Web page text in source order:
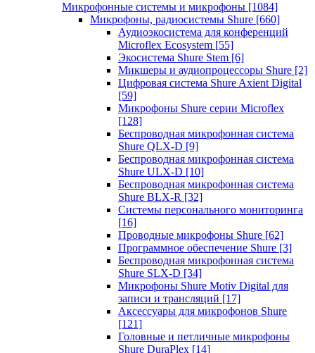
Микрофонные системы и микрофоны [1084]
Микрофоны, радиосистемы Shure [660]
Аудиоэкосистема для конференций
Microflex Ecosystem [55]
Экосистема Shure Stem [6]
Микшеры и аудиопроцессоры Shure [2]
Цифровая система Shure Axient Digital
[59]
Микрофоны Shure серии Microflex
[128]
Беспроводная микрофонная система
Shure QLX-D [9]
Беспроводная микрофонная система
Shure ULX-D [10]
Беспроводная микрофонная система
Shure BLX-R [32]
Системы персонального мониторинга
[16]
Проводные микрофоны Shure [62]
Программное обеспечение Shure [3]
Беспроводная микрофонная система
Shure SLX-D [34]
Микрофоны Shure Motiv Digital для
записи и трансляций [17]
Аксессуары для микрофонов Shure
[121]
Головные и петличные микрофоны
Shure DuraPlex [14]